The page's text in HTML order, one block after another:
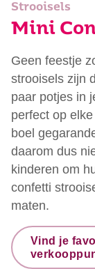
Strooisels
Mini
Geen feestje
strooisels zijn
paar potjes in
perfect op
boel
daarom dus
kinderen om
confetti
maten.
Vind je